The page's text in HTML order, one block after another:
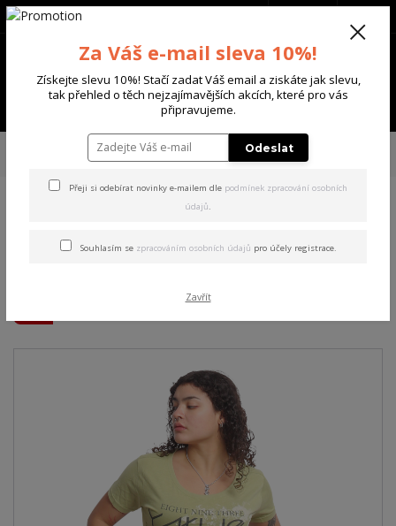
Menu
+420 702 136 620
TRIČKA & TÍLKA
Yakuza dámské tílko Hidden Curved
Crew Neck T-Shirt tarragon 3XL
Curved Crew Neck T-Shirt
Za Váš e-mail sleva 10%!
Získejte slevu 10%! Stačí zadat Váš email a ziskáte jak slevu,
tak přehled o těch nejzajímavějších akcích, které pro vás
připravujeme.
Odeslat
Přeji si odebírat novinky e-mailem dle podmínek zpracování osobních
údajů.
Souhlasím se zpracováním osobních údajů pro účely registrace.
Zavřít